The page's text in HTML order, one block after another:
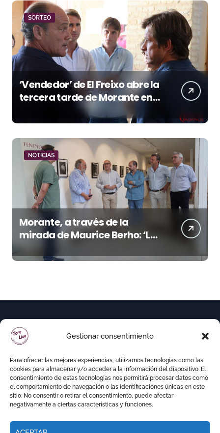
Gestionar consentimiento
Para ofrecer las mejores experiencias, utilizamos tecnologías como las
cookies para almacenar y/o acceder a la información del dispositivo. El
consentimiento de estas tecnologías nos permitirá procesar datos como
el comportamiento de navegación o las identificaciones únicas en este
sitio. No consentir o retirar el consentimiento, puede afectar
negativamente a ciertas características y funciones.
SORTEO
‘Vendedor’ de El Freixo abre la
tercera tarde de Morante en
la temporada portuense
NOTICIAS
Morante, a través de la
mirada de Maurice Berho: ‘La
belleza del misterio’ llega a La
Malagueta